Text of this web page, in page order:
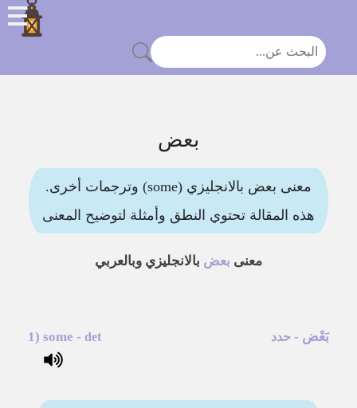
بعض
معنى بعض بالانجليزي (some) وترجمات أخرى.
هذه المقالة تحتوي النطق وأمثلة لتوضيح المعنى
معنى بعض بالانجليزي وبالعربي
بَعْض - حدد 1) some - det